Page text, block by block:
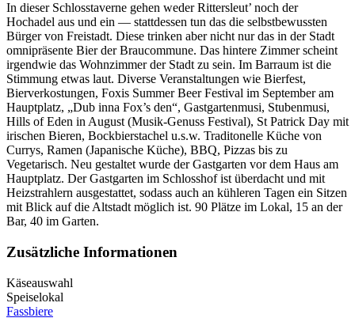
In dieser Schlosstaverne gehen weder Rittersleut’ noch der
Hochadel aus und ein — stattdessen tun das die selbstbewussten
Bürger von Freistadt. Diese trinken aber nicht nur das in der Stadt
omnipräsente Bier der Braucommune. Das hintere Zimmer scheint
irgendwie das Wohnzimmer der Stadt zu sein. Im Barraum ist die
Stimmung etwas laut. Diverse Veranstaltungen wie Bierfest,
Bierverkostungen, Foxis Summer Beer Festival im September am
Hauptplatz, „Dub inna Fox’s den“, Gastgartenmusi, Stubenmusi,
Hills of Eden in August (Musik-Genuss Festival), St Patrick Day mit
irischen Bieren, Bockbierstachel u.s.w. Traditonelle Küche von
Currys, Ramen (Japanische Küche), BBQ, Pizzas bis zu
Vegetarisch. Neu gestaltet wurde der Gastgarten vor dem Haus am
Hauptplatz. Der Gastgarten im Schlosshof ist überdacht und mit
Heizstrahlern ausgestattet, sodass auch an kühleren Tagen ein Sitzen
mit Blick auf die Altstadt möglich ist. 90 Plätze im Lokal, 15 an der
Bar, 40 im Garten.
Zusätzliche Informationen
Käseauswahl
Speiselokal
Fassbiere